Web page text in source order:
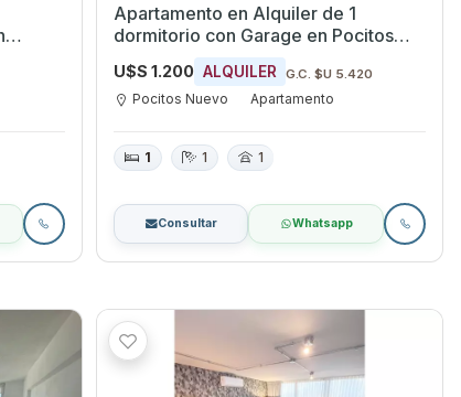
Apartamento en Alquiler de 1
dormitorio con Garage en Pocitos
Nuevo, Montevideo
U$S 1.200 ALQUILER G.C. $U 5.420
Pocitos Nuevo Apartamento
1 1 1
Consultar Whatsapp